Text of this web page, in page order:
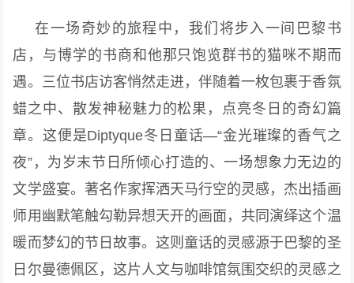
在一场奇妙的旅程中，我们将步入一间巴黎书
店，与博学的书商和他那只饱览群书的猫咪不期而
遇。三位书店访客悄然走进，伴随着一枚包裹于香氛
蜡之中、散发神秘魅力的松果，点亮冬日的奇幻篇
章。这便是Diptyque冬日童话—“金光璀璨的香气之
夜”，为岁末节日所倾心打造的、一场想象力无边的
文学盛宴。著名作家挥洒天马行空的灵感，杰出插画
师用幽默笔触勾勒异想天开的画面，共同演绎这个温
暖而梦幻的节日故事。这则童话的灵感源于巴黎的圣
日尔曼德佩区，这片人文与咖啡馆氛围交织的灵感之